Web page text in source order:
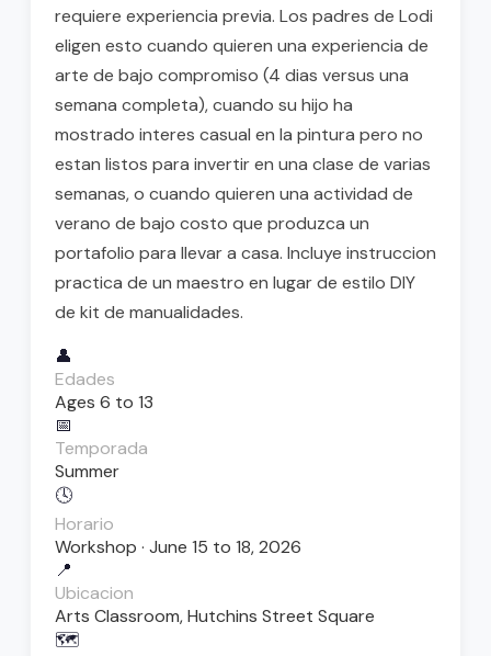
requiere experiencia previa. Los padres de Lodi
eligen esto cuando quieren una experiencia de
arte de bajo compromiso (4 dias versus una
semana completa), cuando su hijo ha
mostrado interes casual en la pintura pero no
estan listos para invertir en una clase de varias
semanas, o cuando quieren una actividad de
verano de bajo costo que produzca un
portafolio para llevar a casa. Incluye instruccion
practica de un maestro en lugar de estilo DIY
de kit de manualidades.
👤
Edades
Ages 6 to 13
📅
Temporada
Summer
🕓
Horario
Workshop · June 15 to 18, 2026
📍
Ubicacion
Arts Classroom, Hutchins Street Square
🗺️